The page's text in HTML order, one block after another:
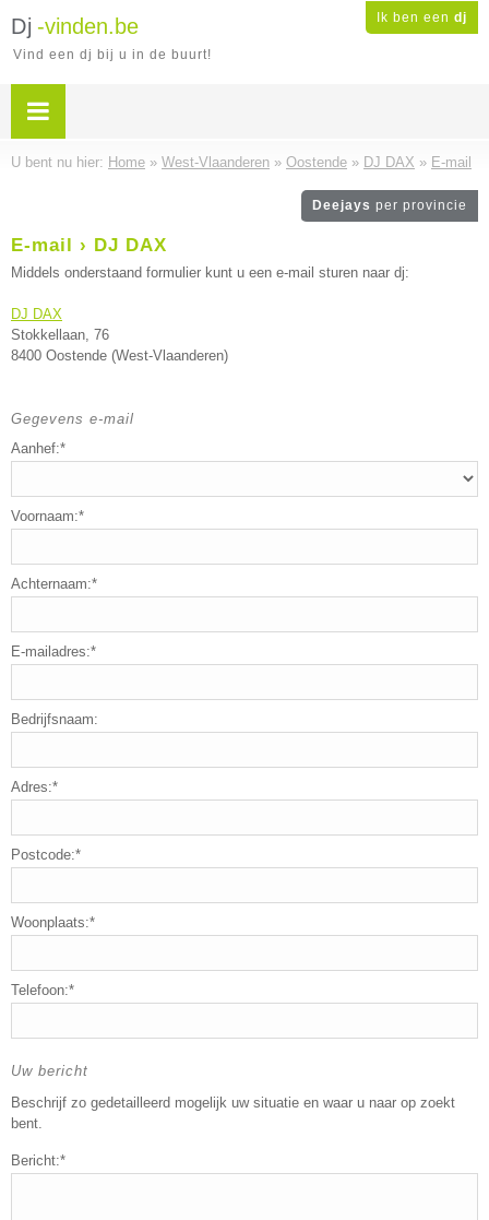
Ik ben een dj
Dj -vinden.be
Vind een dj bij u in de buurt!
U bent nu hier: Home » West-Vlaanderen » Oostende » DJ DAX » E-mail
Deejays per provincie
E-mail › DJ DAX
Middels onderstaand formulier kunt u een e-mail sturen naar dj:
DJ DAX
Stokkellaan, 76
8400 Oostende (West-Vlaanderen)
Gegevens e-mail
Aanhef:*
Voornaam:*
Achternaam:*
E-mailadres:*
Bedrijfsnaam:
Adres:*
Postcode:*
Woonplaats:*
Telefoon:*
Uw bericht
Beschrijf zo gedetailleerd mogelijk uw situatie en waar u naar op zoekt
bent.
Bericht:*